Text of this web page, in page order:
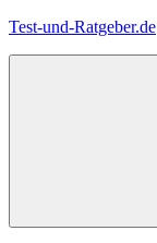
Zum
Test-und-Ratgeber.de